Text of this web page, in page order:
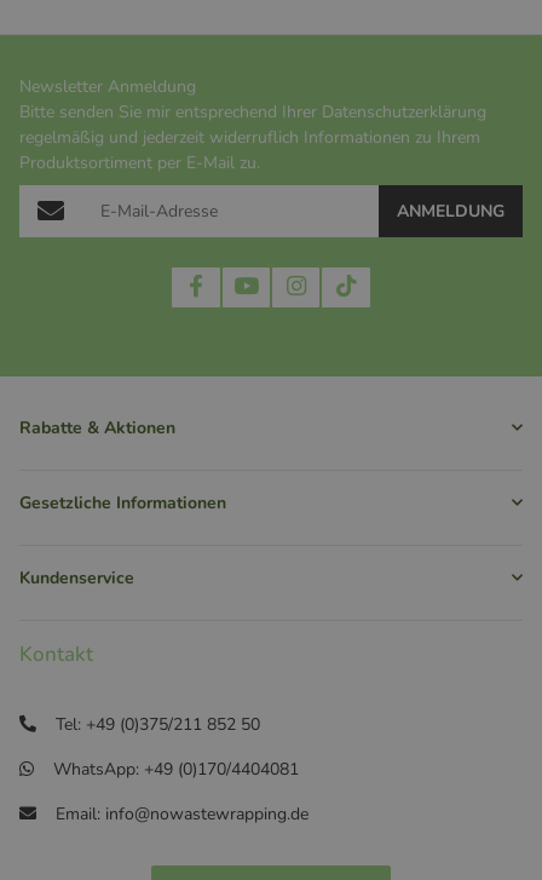
Newsletter Anmeldung
Bitte senden Sie mir entsprechend Ihrer Datenschutzerklärung
regelmäßig und jederzeit widerruflich Informationen zu Ihrem
Produktsortiment per E-Mail zu.
ANMELDUNG
Rabatte & Aktionen
Gesetzliche Informationen
Kundenservice
Kontakt
Tel: +49 (0)375/211 852 50
WhatsApp: +49 (0)170/4404081
Email: info@nowastewrapping.de